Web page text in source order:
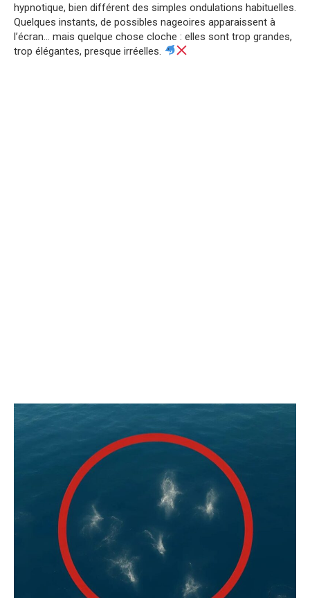
hypnotique, bien différent des simples ondulations habituelles.
Quelques instants, de possibles nageoires apparaissent à
l’écran… mais quelque chose cloche : elles sont trop grandes,
trop élégantes, presque irréelles.